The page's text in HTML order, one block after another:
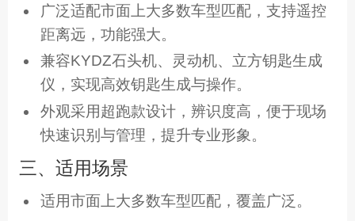
广泛适配市面上大多数车型匹配，支持遥控
距离远，功能强大。
兼容KYDZ石头机、灵动机、立方钥匙生成
仪，实现高效钥匙生成与操作。
外观采用超跑款设计，辨识度高，便于现场
快速识别与管理，提升专业形象。
三、适用场景
适用市面上大多数车型匹配，覆盖广泛。